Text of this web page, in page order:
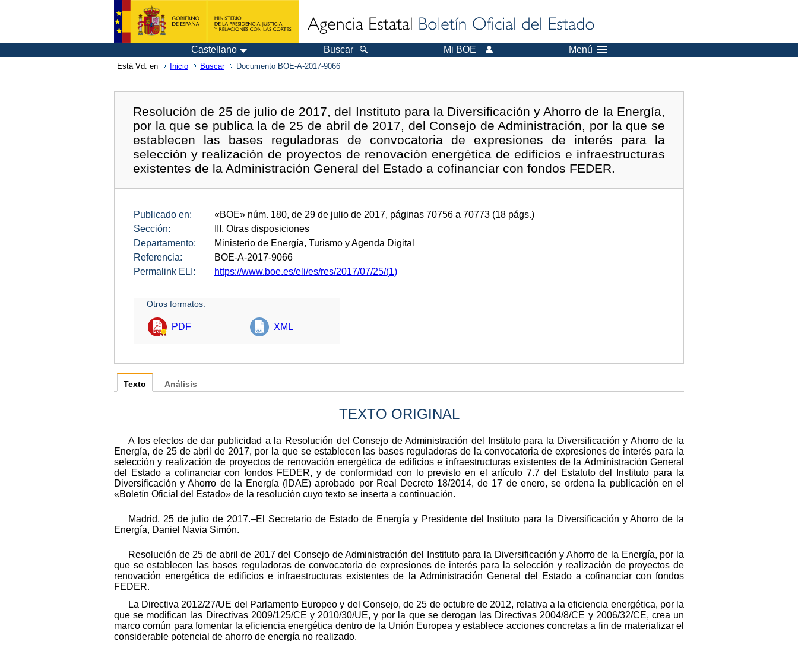
Castellano Buscar Mi BOE Menú
Está Vd. en Inicio Buscar Documento BOE-A-2017-9066
Resolución de 25 de julio de 2017, del Instituto para la Diversificación y Ahorro de la Energía,
por la que se publica la de 25 de abril de 2017, del Consejo de Administración, por la que se
establecen las bases reguladoras de convocatoria de expresiones de interés para la
selección y realización de proyectos de renovación energética de edificios e infraestructuras
existentes de la Administración General del Estado a cofinanciar con fondos FEDER.
Publicado en: «BOE» núm. 180, de 29 de julio de 2017, páginas 70756 a 70773 (18 págs.)
Sección:
III. Otras disposiciones
Departamento:
Ministerio de Energía, Turismo y Agenda Digital
Referencia:
BOE-A-2017-9066
Permalink ELI:
https://www.boe.es/eli/es/res/2017/07/25/(1)
Otros formatos:
PDF XML
Texto
TEXTO ORIGINAL
A los efectos de dar publicidad a la Resolución del Consejo de Administración del Instituto para la Diversificación y Ahorro de la
Energía, de 25 de abril de 2017, por la que se establecen las bases reguladoras de la convocatoria de expresiones de interés para la
selección y realización de proyectos de renovación energética de edificios e infraestructuras existentes de la Administración General
del Estado a cofinanciar con fondos FEDER, y de conformidad con lo previsto en el artículo 7.7 del Estatuto del Instituto para la
Diversificación y Ahorro de la Energía (IDAE) aprobado por Real Decreto 18/2014, de 17 de enero, se ordena la publicación en el
«Boletín Oficial del Estado» de la resolución cuyo texto se inserta a continuación.
Madrid, 25 de julio de 2017.–El Secretario de Estado de Energía y Presidente del Instituto para la Diversificación y Ahorro de la
Energía, Daniel Navia Simón.
Resolución de 25 de abril de 2017 del Consejo de Administración del Instituto para la Diversificación y Ahorro de la Energía, por la
que se establecen las bases reguladoras de convocatoria de expresiones de interés para la selección y realización de proyectos de
renovación energética de edificios e infraestructuras existentes de la Administración General del Estado a cofinanciar con fondos
FEDER.
La Directiva 2012/27/UE del Parlamento Europeo y del Consejo, de 25 de octubre de 2012, relativa a la eficiencia energética, por la
que se modifican las Directivas 2009/125/CE y 2010/30/UE, y por la que se derogan las Directivas 2004/8/CE y 2006/32/CE, crea un
marco común para fomentar la eficiencia energética dentro de la Unión Europea y establece acciones concretas a fin de materializar el
considerable potencial de ahorro de energía no realizado.
Análisis